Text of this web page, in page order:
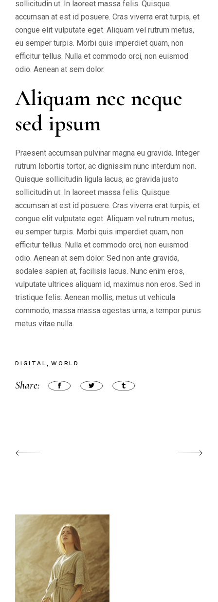
sollicitudin ut. In laoreet massa felis. Quisque
accumsan at est id posuere. Cras viverra erat turpis, et
congue elit vulputate eget. Aliquam vel rutrum metus,
eu semper turpis. Morbi quis imperdiet quam, non
efficitur tellus. Nulla et commodo orci, non euismod
odio. Aenean at sem dolor.
Aliquam nec neque
sed ipsum
Praesent accumsan pulvinar magna eu gravida. Integer
rutrum lobortis tortor, ac dignissim nunc interdum non.
Quisque sollicitudin ligula lacus, ac gravida justo
sollicitudin ut. In laoreet massa felis. Quisque
accumsan at est id posuere. Cras viverra erat turpis, et
congue elit vulputate eget. Aliquam vel rutrum metus,
eu semper turpis. Morbi quis imperdiet quam, non
efficitur tellus. Nulla et commodo orci, non euismod
odio. Aenean at sem dolor. Sed non ante gravida,
sodales sapien at, facilisis lacus. Nunc enim eros,
vulputate ultrices aliquam id, maximus non eros. Sed in
tristique felis. Aenean mollis, metus ut vehicula
commodo, massa massa egestas urna, a tempor purus
metus vitae nulla.
DIGITAL WORLD
Share: